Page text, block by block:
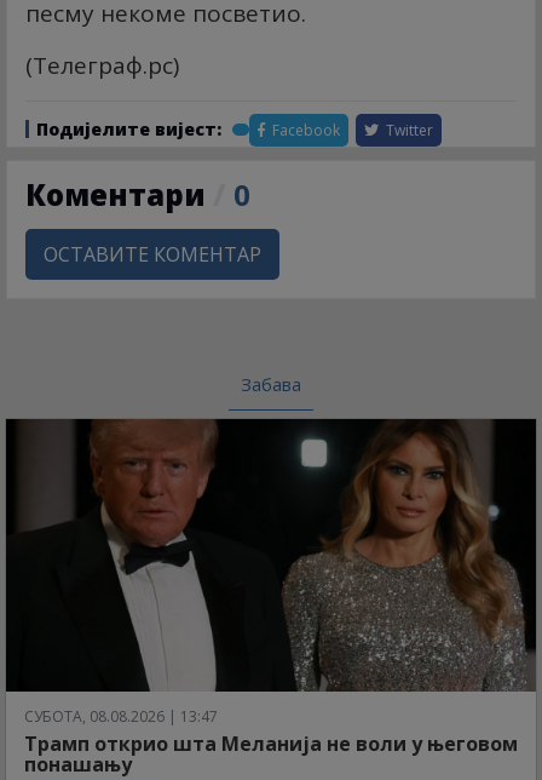
песму некоме посветио.
(Телеграф.рс)
Подијелите вијест: Facebook Twitter
Коментари 0
ОСТАВИТЕ КОМЕНТАР
Забава
СУБОТА, 08.08.2026 | 13:47
Трамп открио шта Меланија не воли у његовом
понашању